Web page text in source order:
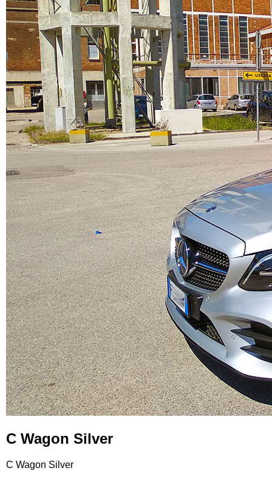
C Wagon Silver
C Wagon Silver